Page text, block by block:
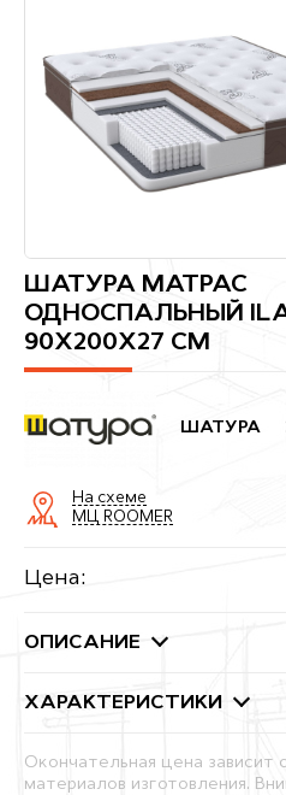
ШАТУРА МАТРАС
ОДНОСПАЛЬНЫЙ
90X200X27 СМ
ШАТУРА
На схеме
МЦ ROOMER
Цена:
ОПИСАНИЕ
ХАРАКТЕРИСТИКИ
Окончательная цена зависит
материалов изготовления.